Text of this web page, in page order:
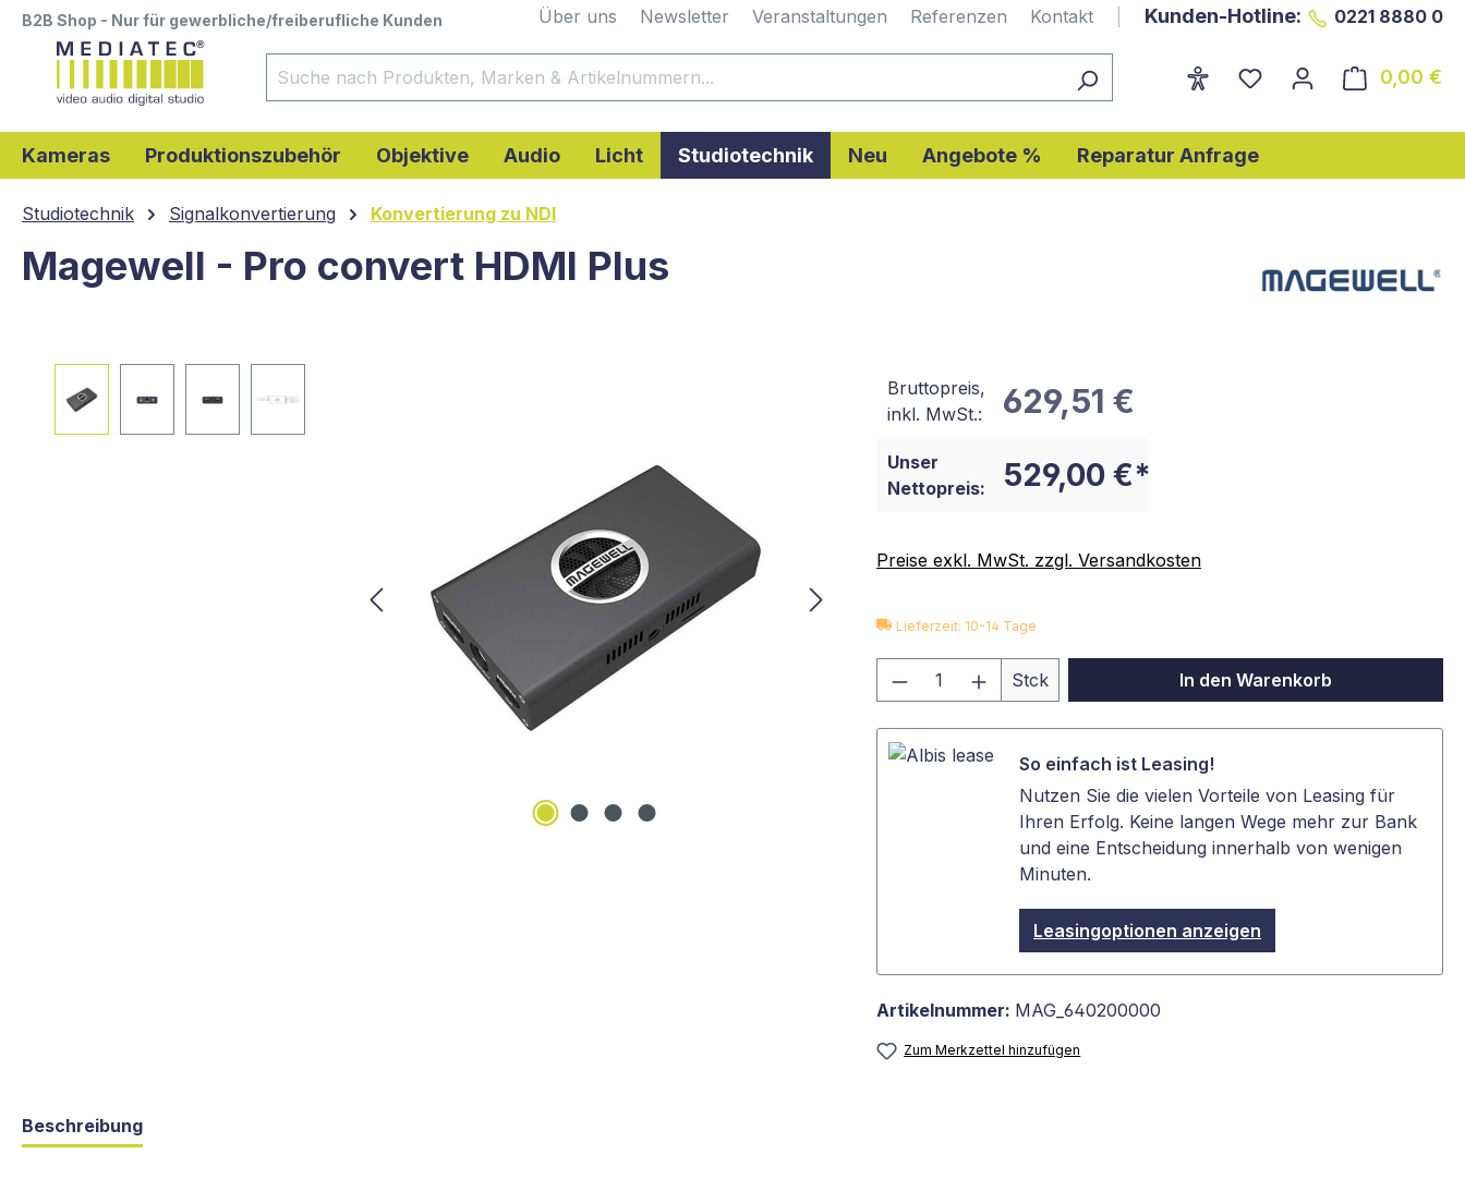
Zur Hauptnavigation springen
B2B Shop - Nur für gewerbliche/freiberufliche Kunden Über uns Newsletter Veranstaltungen Referenzen Kontakt Kunden-Hotline: 0221 8880 0
0,00 €
Kameras Produktionszubehör Objektive Audio Licht Studiotechnik Neu Angebote % Reparatur Anfrage
Studiotechnik Signalkonvertierung Konvertierung zu NDI
Magewell - Pro convert HDMI Plus
Bruttopreis,
inkl. MwSt.:
629,51 €
Unser
Nettopreis:
529,00 €*
Preise exkl. MwSt. zzgl. Versandkosten
Lieferzeit: 10-14 Tage
Produkt Anzahl: Gib den gewünschten Wert
Stck In den Warenkorb
So einfach ist Leasing!
Nutzen Sie die vielen Vorteile von Leasing für
Ihren Erfolg. Keine langen Wege mehr zur Bank
und eine Entscheidung innerhalb von wenigen
Minuten.
Leasingoptionen anzeigen
Artikelnummer: MAG_640200000
Zum Merkzettel hinzufügen
Beschreibung